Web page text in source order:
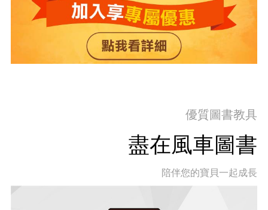
優質圖書教具
盡在風車圖書
陪伴您的寶貝一起成長